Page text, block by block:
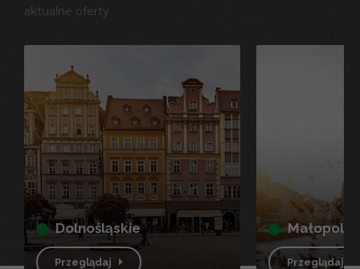
aktualne oferty
dolnośląskie
Przeglądaj Przeglądaj